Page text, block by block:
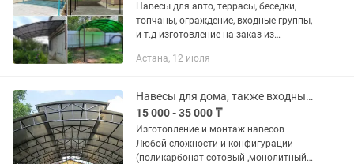
Навесы для авто, террасы, беседки,
топчаны, ограждение, входные группы,
и т.д изготовление на заказ из
авто от палящего солнца, снега, дождя
Астана, 12 июля
Навесы для дома, также входные группы любой сложности и конфигурации.
15 000 - 35 000 ₸
Изготовление и монтаж навесов
Любой сложности и конфигурации
(поликарбонат сотовый ,монолитный